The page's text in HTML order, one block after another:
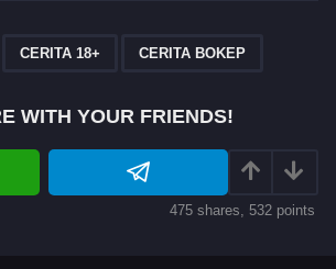
CERITA 18+ CERITA BOKEP
WITH YOUR FRIENDS!
475 shares, 532 points